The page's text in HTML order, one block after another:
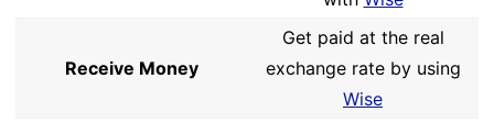
Receive Money
Get paid at the real
exchange rate by using
Wise